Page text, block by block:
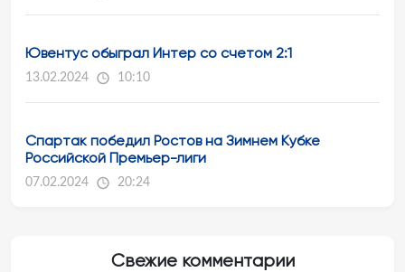
Ювентус обыграл Интер со счетом 2:1
13.02.2024 10:10
Спартак победил Ростов на Зимнем Кубке
Российской Премьер-лиги
07.02.2024 20:24
Свежие комментарии